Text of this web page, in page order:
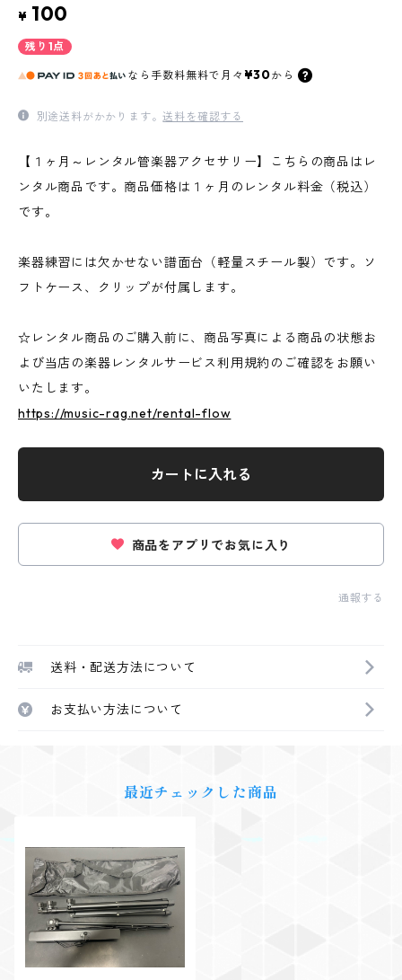
¥ 100
残り1点
なら 手数料無料で 月々 ¥30から
別途送料がかかります。送料を確認する
【１ヶ月～レンタル管楽器アクセサリー】こちらの商品はレ
ンタル商品です。商品価格は１ヶ月のレンタル料金（税込）
です。
楽器練習には欠かせない譜面台（軽量スチール製）です。ソ
フトケース、クリップが付属します。
☆レンタル商品のご購入前に、商品写真による商品の状態お
よび当店の楽器レンタルサービス利用規約のご確認をお願い
いたします。
https://music-rag.net/rental-flow
カートに入れる
商品をアプリでお気に入り
通報する
送料・配送方法について
お支払い方法について
最近チェックした商品